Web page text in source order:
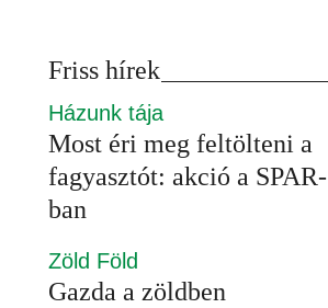
Friss hírek
Házunk tája
Most éri meg feltölteni a
fagyasztót: akció a SPAR-
ban
Zöld Föld
Gazda a zöldben